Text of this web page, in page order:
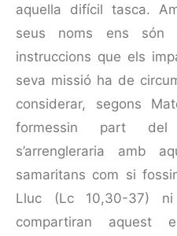
aquella difícil tasca.
seus noms ens són
instruccions que els
seva missió ha de
considerar, segons
formessin part
s’arrengleraria amb
samaritans com si
Lluc (Lc 10,30-37)
compartiran aquest